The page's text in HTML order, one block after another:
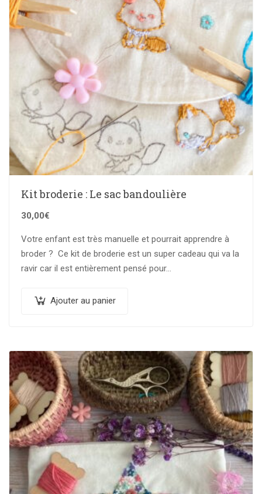
Kit broderie : Le sac bandoulière
30,00€
Votre enfant est très manuelle et pourrait apprendre à
broder ? Ce kit de broderie est un super cadeau qui va la
ravir car il est entièrement pensé pour…
Ajouter au panier